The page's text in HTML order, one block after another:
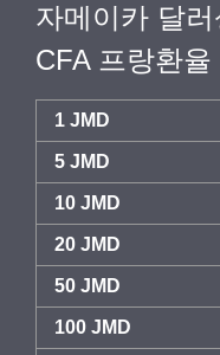
자메이카 달
CFA 프랑환율
1 JMD
5 JMD
10 JMD
20 JMD
50 JMD
100 JMD